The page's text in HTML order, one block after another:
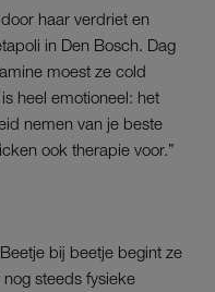
haar verdriet en
in Den Bosch. Dag
moest ze cold
heel emotioneel: het
nemen van je beste
ook therapie voor.”
bij beetje begint ze
steeds fysieke